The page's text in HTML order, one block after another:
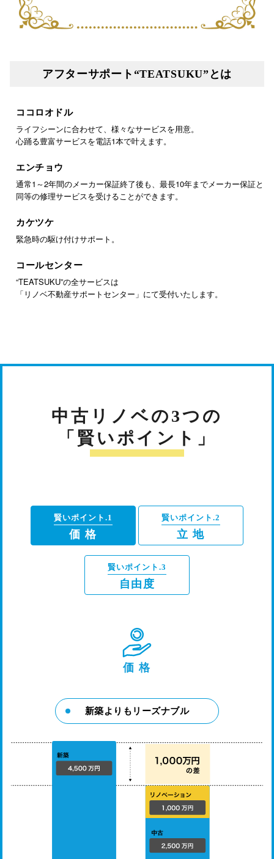
アフターサポート“TEATSUKU”とは
ココロオドル
ライフシーンに合わせて、様々なサービスを用意。
心踊る豊富サービスを電話1本で叶えます。
エンチョウ
通常1～2年間のメーカー保証終了後も、最長10年までメーカー保証と
同等の修理サービスを受けることができます。
カケツケ
緊急時の駆け付けサポート。
コールセンター
“TEATSUKU”の全サービスは
「リノベ不動産サポートセンター」にて受付いたします。
中古リノベの3つの
「賢いポイント」
賢いポイント.1
価 格
賢いポイント.2
立 地
賢いポイント.3
自由度
価 格
新築よりもリーズナブル